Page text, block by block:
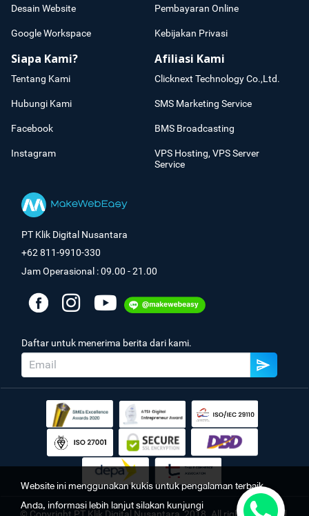
Desain Website
Google Workspace
Pembayaran Online
Kebijakan Privasi
Siapa Kami?
Tentang Kami
Hubungi Kami
Facebook
Instagram
Afiliasi Kami
Clicknext Technology Co.,Ltd.
SMS Marketing Service
BMS Broadcasting
VPS Hosting, VPS Server
Service
PT Klik Digital Nusantara
+62 811-9910-330
Jam Operasional : 09.00 - 21.00
Daftar untuk menerima berita dari kami.
Website ini menggunakan kukis untuk pengalaman terbaik
Anda, informasi lebih lanjut silakan kunjungi